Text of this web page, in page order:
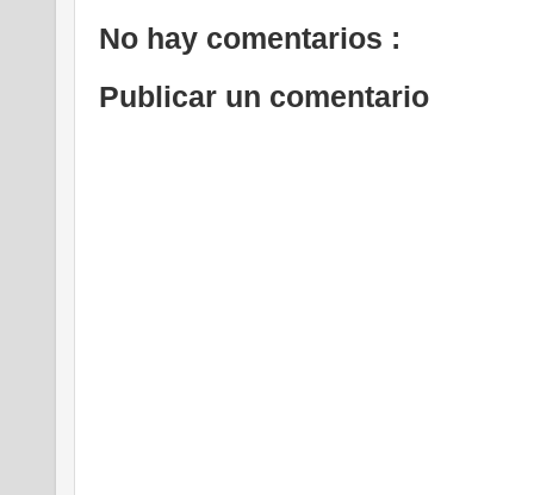
No hay comentarios :
Publicar un comentario